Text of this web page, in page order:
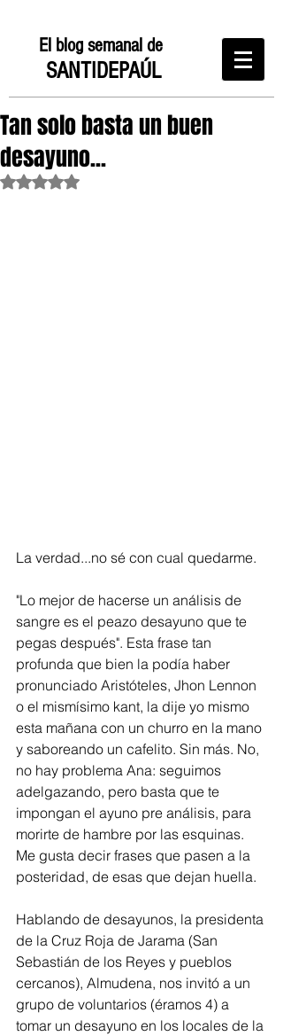
El blog semanal de
SANTIDEPAÚL
Tan solo basta un buen
desayuno...
Obtuvo NaN de 5 estrellas.
La verdad...no sé con cual quedarme.
"Lo mejor de hacerse un análisis de
sangre es el peazo desayuno que te
pegas después". Esta frase tan
profunda que bien la podía haber
pronunciado Aristóteles, Jhon Lennon
o el mismísimo kant, la dije yo mismo
esta mañana con un churro en la mano
y saboreando un cafelito. Sin más. No,
no hay problema Ana: seguimos
adelgazando, pero basta que te
impongan el ayuno pre análisis, para
morirte de hambre por las esquinas.
Me gusta decir frases que pasen a la
posteridad, de esas que dejan huella.
Hablando de desayunos, la presidenta
de la Cruz Roja de Jarama (San
Sebastián de los Reyes y pueblos
cercanos), Almudena, nos invitó a un
grupo de voluntarios (éramos 4) a
tomar un desayuno en los locales de la